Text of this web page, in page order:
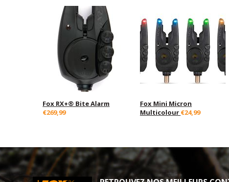
Fox RX+® Bite Alarm
€269,99
Fox Mini Micron
Multicolour €24,99